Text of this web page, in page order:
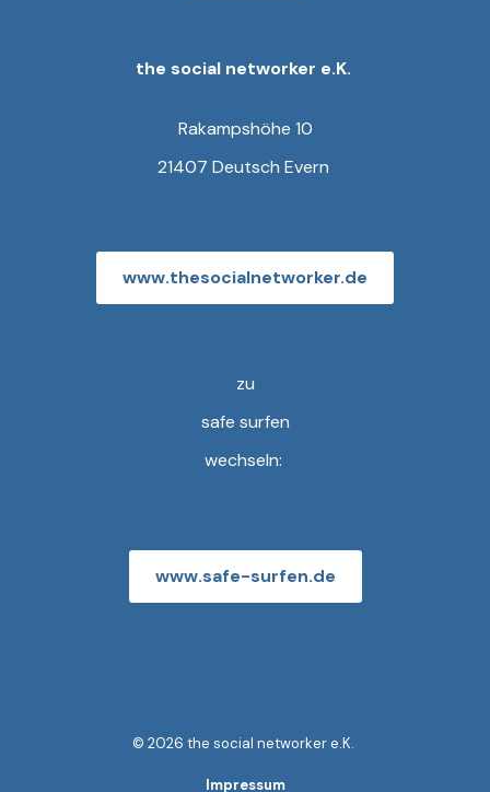
the social networker e.K.
Rakampshöhe 10
21407 Deutsch Evern
www.thesocialnetworker.de
zu
safe surfen
wechseln:
www.safe-surfen.de
© 2026 the social networker e.K.
Impressum